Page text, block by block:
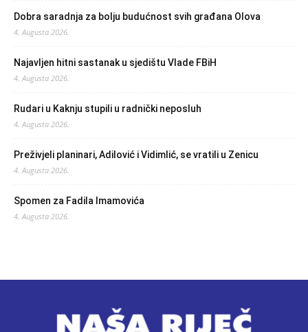
Dobra saradnja za bolju budućnost svih građana Olova
4. Augusta 2026.
Najavljen hitni sastanak u sjedištu Vlade FBiH
4. Augusta 2026.
Rudari u Kaknju stupili u radnički neposluh
4. Augusta 2026.
Preživjeli planinari, Adilović i Vidimlić, se vratili u Zenicu
4. Augusta 2026.
Spomen za Fadila Imamovića
4. Augusta 2026.